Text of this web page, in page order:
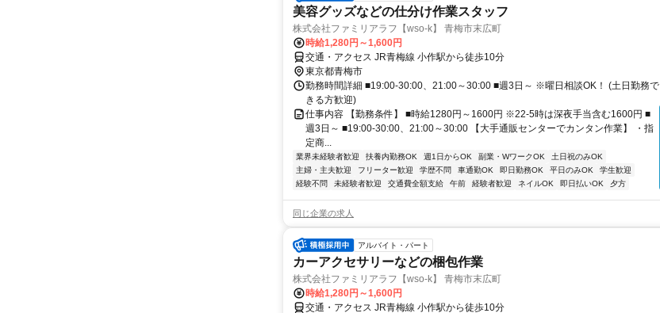
美容グッズなどの仕分け作業スタッフ
株式会社ファミリアラフ【wso-k】 青梅市末広町
時給1,280円～1,600円
交通・アクセス JR青梅線 小作駅から徒歩10分
東京都青梅市
勤務時間詳細 ■19:00-30:00、21:00～30:00 ■週3日～ ※曜日相談OK！ (土日勤務で
きる方歓迎)
仕事内容 【勤務条件】 ■時給1280円～1600円 ※22-5時は深夜手当含む1600円 ■
週3日～ ■19:00-30:00、21:00～30:00 【大手通販センターでカンタン作業】 ・指
定商...
業界未経験者歓迎 扶養内勤務OK 週1日からOK 副業・WワークOK
土日祝のみOK
主婦・主夫歓迎
フリーター歓迎 学歴不問 車通勤OK 即日勤務OK 平日のみOK
学生歓迎
経験不問
未経験者歓迎 交通費全額支給 午前 経験者歓迎 ネイルOK 即日払いOK 夕方
同じ企業の求人
アルバイト・パート
カーアクセサリーなどの梱包作業
株式会社ファミリアラフ【wso-k】 青梅市末広町
時給1,280円～1,600円
交通・アクセス JR青梅線 小作駅から徒歩10分